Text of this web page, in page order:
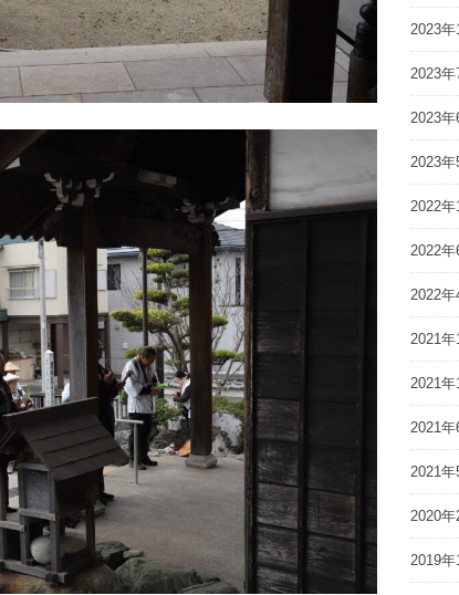
2023年
2023年
2023年
2023年
2022年
2022年
2022年
2021年
2021年
2021年
2021年
2020年
2019年